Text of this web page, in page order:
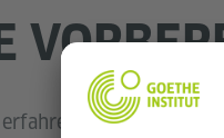
Lehrerinnen